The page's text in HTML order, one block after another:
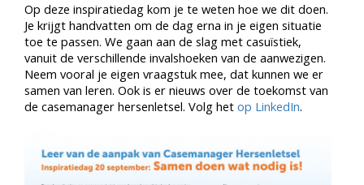
Op deze inspiratiedag kom je te weten hoe we dit doen.
Je krijgt handvatten om de dag erna in je eigen situatie
toe te passen. We gaan aan de slag met casuïstiek,
vanuit de verschillende invalshoeken van de aanwezigen.
Neem vooral je eigen vraagstuk mee, dat kunnen we er
samen van leren. Ook is er nieuws over de toekomst van
de casemanager hersenletsel. Volg het op LinkedIn.